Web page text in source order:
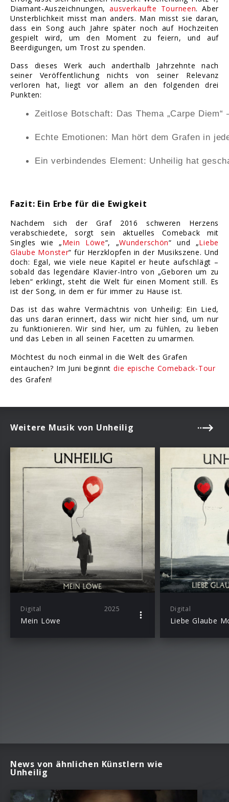
Diamant-Auszeichnungen,ausverkaufte Tourneen. Aber
Unsterblichkeit misst man anders. Man misst sie daran,
dass ein Song auch Jahre später noch auf Hochzeiten
gespielt wird, um den Moment zu feiern, und auf
Beerdigungen, um Trost zu spenden.
Dass dieses Werk auch anderthalb Jahrzehnte nach
seiner Veröffentlichung nichts von seiner Relevanz
verloren hat, liegt vor allem an den folgenden drei
Punkten:
Zeitlose Botschaft: Das Thema „Carpe
Echte Emotionen: Man hört dem Grafen in
Ein verbindendes Element: Unheilig hat
Fazit: Ein Erbe für die Ewigkeit
Nachdem sich der Graf 2016 schweren Herzens
verabschiedete, sorgt sein aktuelles Comeback mit
Singles wie „Mein Löwe“, „Wunderschön“ und „Liebe
Glaube Monster“ für Herzklopfen in der Musikszene. Und
doch: Egal, wie viele neue Kapitel er heute aufschlägt –
sobald das legendäre Klavier-Intro von „Geboren um zu
leben“ erklingt, steht die Welt für einen Moment still. Es
ist der Song, in dem er für immer zu Hause ist.
Das ist das wahre Vermächtnis von Unheilig: Ein Lied,
das uns daran erinnert, dass wir nicht hier sind, um nur
zu funktionieren. Wir sind hier, um zu fühlen, zu lieben
und das Leben in all seinen Facetten zu umarmen.
Möchtest du noch einmal in die Welt des Grafen
eintauchen? Im Juni beginntdie epische Comeback-Tour
des Grafen!
Weitere Musik von Unheilig
Digital 2025
Mein Löwe
Digital
Liebe Glaube
News von ähnlichen Künstlern wie
Unheilig